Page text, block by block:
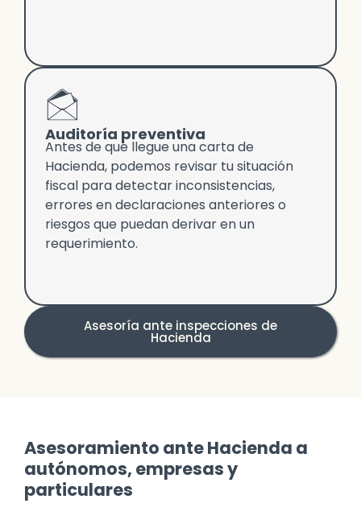
Auditoría preventiva
Antes de que llegue una carta de
Hacienda, podemos revisar tu situación
fiscal para detectar inconsistencias,
errores en declaraciones anteriores o
riesgos que puedan derivar en un
requerimiento.
Asesoría ante inspecciones de
Hacienda
Asesoramiento ante Hacienda a
autónomos, empresas y
particulares